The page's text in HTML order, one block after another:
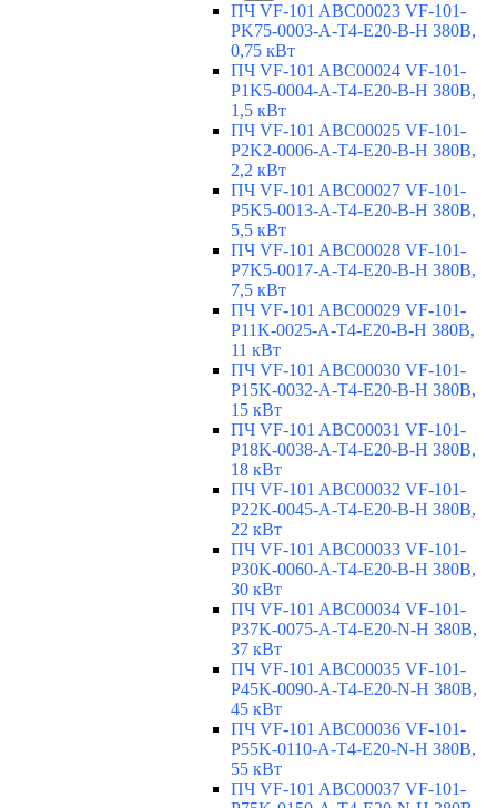
ПЧ VF-101 ABC00023 VF-101-
PK75-0003-A-T4-E20-B-H 380В,
0,75 кВт
ПЧ VF-101 ABC00024 VF-101-
P1K5-0004-A-T4-E20-B-H 380В,
1,5 кВт
ПЧ VF-101 ABC00025 VF-101-
P2K2-0006-A-T4-E20-B-H 380В,
2,2 кВт
ПЧ VF-101 ABC00027 VF-101-
P5K5-0013-A-T4-E20-B-H 380В,
5,5 кВт
ПЧ VF-101 ABC00028 VF-101-
P7K5-0017-A-T4-E20-B-H 380В,
7,5 кВт
ПЧ VF-101 ABC00029 VF-101-
P11K-0025-A-T4-E20-B-H 380В,
11 кВт
ПЧ VF-101 ABC00030 VF-101-
P15K-0032-A-T4-E20-B-H 380В,
15 кВт
ПЧ VF-101 ABC00031 VF-101-
P18K-0038-A-T4-E20-B-H 380В,
18 кВт
ПЧ VF-101 ABC00032 VF-101-
P22K-0045-A-T4-E20-B-H 380В,
22 кВт
ПЧ VF-101 ABC00033 VF-101-
P30K-0060-A-T4-E20-B-H 380В,
30 кВт
ПЧ VF-101 ABC00034 VF-101-
P37K-0075-A-T4-E20-N-H 380В,
37 кВт
ПЧ VF-101 ABC00035 VF-101-
P45K-0090-A-T4-E20-N-H 380В,
45 кВт
ПЧ VF-101 ABC00036 VF-101-
P55K-0110-A-T4-E20-N-H 380В,
55 кВт
ПЧ VF-101 ABC00037 VF-101-